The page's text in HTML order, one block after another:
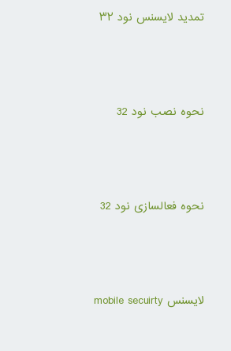
تمدید لایسنس نود ۳۲
نحوه نصب نود 32
نحوه فعالسازی نود 32
لایسنس mobile secuirty